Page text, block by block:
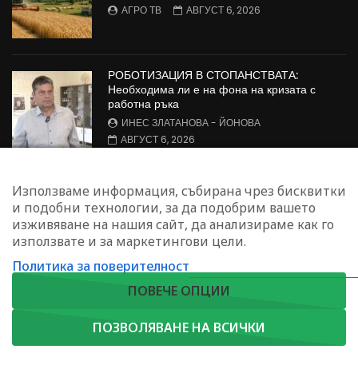
АГРО ТВ АВГУСТ 6, 2026
РОБОТИЗАЦИЯ В СТОПАНСТВАТА:
Необходима ли е на фона на кризата с
работна ръка
ИНЕС ЗЛАТАНОВА - ЙОНОВА
АВГУСТ 6, 2026
Борсовата информация по АГРО ТВ на 6
август
АГРО ТВ АВГУСТ 6, 2026
Използваме информация, събирана чрез бисквитки
и подобни технологии, за да подобрим вашето
изживяване на нашия сайт, да анализираме как го
използвате и за маркетингови цели.
Политика за поверителност
ПОВЕЧЕ ОПЦИИ
ПОЗВОЛЯВАНЕ НА ВСИЧКИ
ЗАПИШЕТЕ СЕ ЗА НАШИЯ БЮЛЕТИН
АБОНИРАЙ СЕ